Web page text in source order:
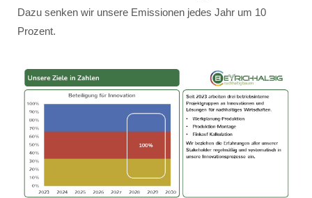
Dazu senken wir unsere Emissionen jedes Jahr um 10
Prozent.